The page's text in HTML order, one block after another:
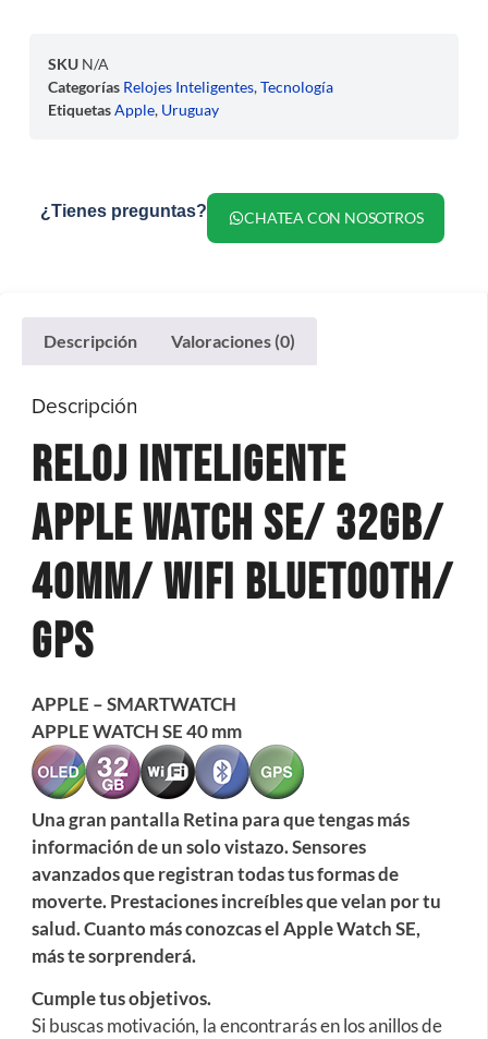
SKU N/A
Categorías Relojes Inteligentes,Tecnología
EtiquetasApple, Uruguay
¿Tienes preguntas? CHATEA CON NOSOTROS
Descripción Valoraciones (0)
Descripción
Reloj Inteligente
Apple Watch SE/ 32Gb/
40mm/ Wifi Bluetooth/
Gps
APPLE – SMARTWATCH
APPLE WATCH SE 40 mm
Una gran pantalla Retina para que tengas más
información de un solo vistazo. Sensores
avanzados que registran todas tus formas de
moverte. Prestaciones increíbles que velan por tu
salud. Cuanto más conozcas el Apple Watch SE,
más te sorprenderá.
Cumple tus objetivos.
Si buscas motivación, la encontrarás en los anillos de